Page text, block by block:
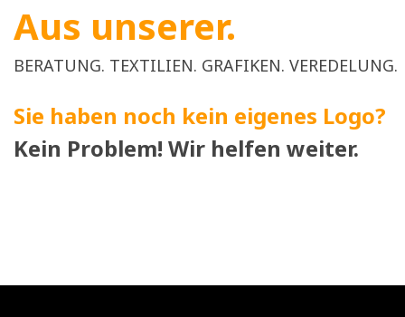
Aus unserer.
BERATUNG. TEXTILIEN. GRAFIKEN. VEREDELUNG.
Sie haben noch kein eigenes Logo?
Kein Problem! Wir helfen weiter.